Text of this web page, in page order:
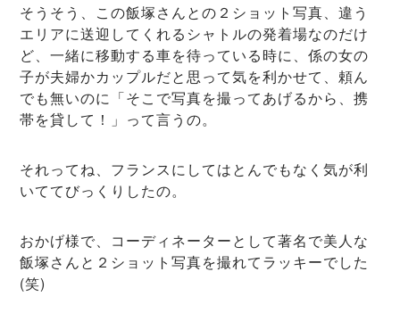
そうそう、この飯塚さんとの２ショット写真、違う
エリアに送迎してくれるシャトルの発着場なのだけ
ど、一緒に移動する車を待っている時に、係の女の
子が夫婦かカップルだと思って気を利かせて、頼ん
でも無いのに「そこで写真を撮ってあげるから、携
帯を貸して！」って言うの。
それってね、フランスにしてはとんでもなく気が利
いててびっくりしたの。
おかげ様で、コーディネーターとして著名で美人な
飯塚さんと２ショット写真を撮れてラッキーでした
(笑)